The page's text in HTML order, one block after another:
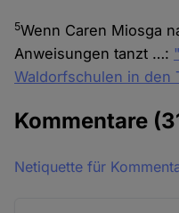
5Wenn Caren Miosga
Anweisungen tanzt …:
Waldorfschulen in den
Kommentare
Netiquette für